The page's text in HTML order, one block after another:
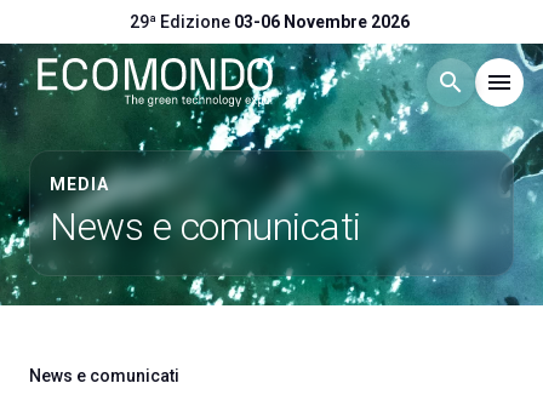
29ª Edizione 03-06 Novembre 2026
search menu
Menù arrow_right
Visitare
MEDIA
News e comunicati
News e comunicati